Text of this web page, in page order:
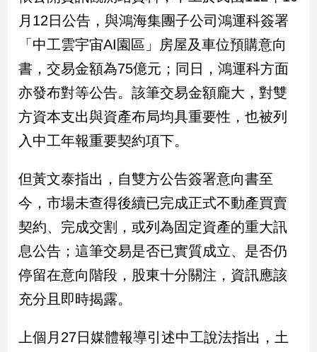
方
新
冠
毒
專
區
台
觀
點
南
台
灣
觀
月12日公告，與鴻海集團子公司鴻運科簽署
「中工雲宇宙AI園區」房屋及車位預購意向
書，交易金額為75億元；同日，鴻運科方面
亦發布對等公告。該筆交易金額龐大，對雙
方資本支出與資產布局均具重要性，也被列
入中工年報重要契約項下。
但黃文泰指出，自雙方公告簽署意向書至
今，市場未查得後續已完成正式不動產買賣
契約、完成交割，或列為固定資產的重大訊
息公告；這筆交易是否已實質成立、是否仍
停留在意向階段，股東十分關注，資訊應該
充分且即時揭露。
上個月27日媒體報導引述中工說法指出，土